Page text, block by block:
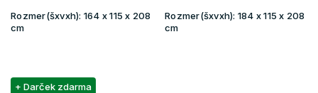
Rozmer(šxvxh): 164 x 115 x 208
cm
Rozmer(šxvxh): 184 x 115 x 208
cm
+ Darček zdarma